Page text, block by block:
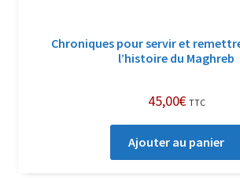
Chroniques pour servir et
l’histoire du Maghreb
45,00€ TTC
Ajouter au panier